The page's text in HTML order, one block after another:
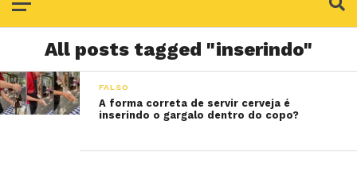
All posts tagged "inserindo"
FALSO
A forma correta de servir cerveja é
inserindo o gargalo dentro do copo?